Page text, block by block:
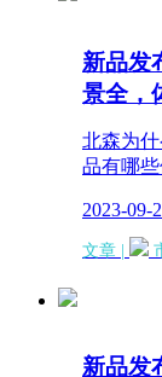
新品发
景全，
北森为
品有哪些
2023-09-
文章 |
新品发